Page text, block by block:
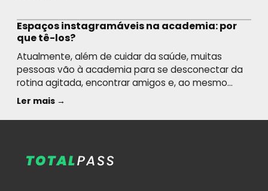
podem ser realizadas de forma mais rápida,
reduzindo filas e […]
Espaços instagramáveis na academia: por
que tê-los?
Atualmente, além de cuidar da saúde, muitas
pessoas vão à academia para se desconectar da
rotina agitada, encontrar amigos e, ao mesmo
tempo, compartilhar em suas redes sociais fotos e
por espaços instagramáveis na academia. Será
Ler mais →